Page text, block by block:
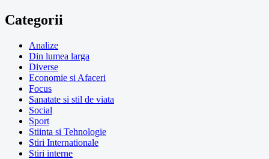
Categorii
Analize
Din lumea larga
Diverse
Economie si Afaceri
Focus
Sanatate si stil de viata
Social
Sport
Stiinta si Tehnologie
Stiri Internationale
Stiri interne